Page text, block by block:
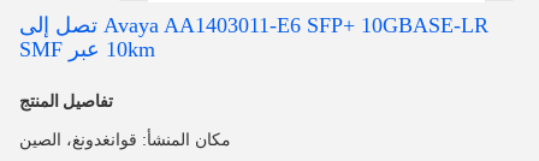
Avaya AA1403011-E6 SFP+ 10GBASE-LR تصل إلى
10km عبر SMF
تفاصيل المنتج
مكان المنشأ: قوانغدونغ، الصين